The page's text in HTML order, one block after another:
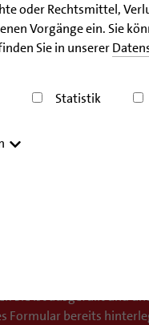
oder Rechtsmittel,
Vorgänge ein. Sie
Sie in unserer
Statistik
sowie der
Wird für die kirchliche
der Jahresrechnung
Sie ist ausgefüllt und
Formular bereits